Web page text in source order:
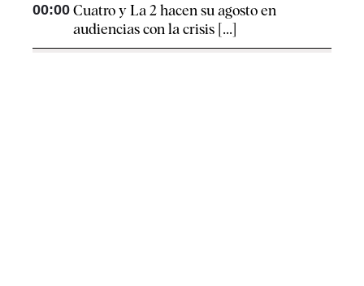
00:00 Cuatro y La 2 hacen su agosto en
audiencias con la crisis [...]